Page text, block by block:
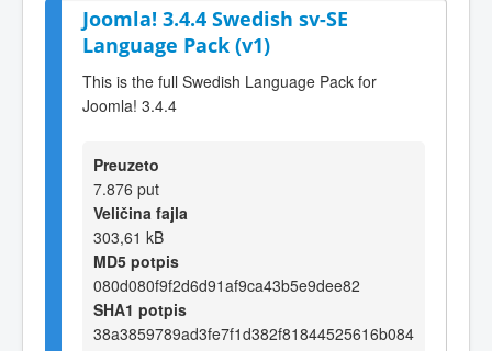
Joomla! 3.4.4 Swedish sv-SE
Language Pack (v1)
This is the full Swedish Language Pack for
Joomla! 3.4.4
Preuzeto
7.876 put
Veličina fajla
303,61 kB
MD5 potpis
080d080f9f2d6d91af9ca43b5e9dee82
SHA1 potpis
38a3859789ad3fe7f1d382f81844525616b084